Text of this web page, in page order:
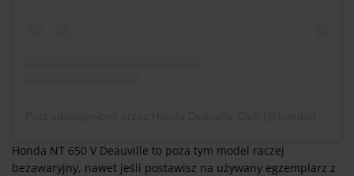
Honda NT 650 V Deauville to poza tym model raczej
bezawaryjny, nawet jeśli postawisz na używany egzemplarz z